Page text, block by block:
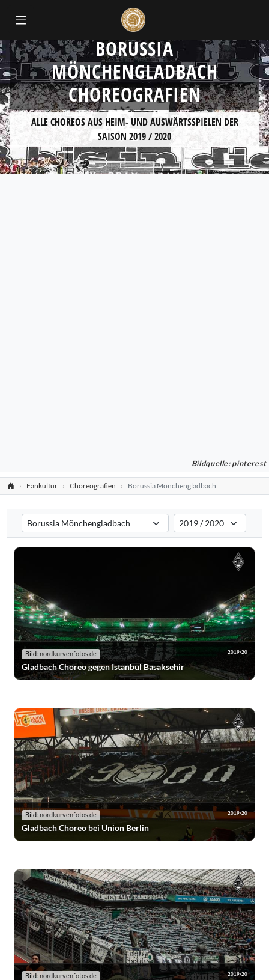
BORUSSIA
MÖNCHENGLADBACH
CHOREOGRAFIEN
ALLE CHOREOS AUS HEIM- UND AUSWÄRTSSPIELEN DER
SAISON 2019 / 2020
Bildquelle: pinterest
Fankultur Choreografien Borussia Mönchengladbach
Verein auswählen
Filtert die Choreografien nach dem ausgewählten Verein.
Saison auswählen
Filtert die Choreografien
Bild: nordkurvenfotos.de 2019/20
Gladbach Choreo gegen Istanbul Basaksehir
Bild: nordkurvenfotos.de 2019/20
Gladbach Choreo bei Union Berlin
Bild: nordkurvenfotos.de 2019/20